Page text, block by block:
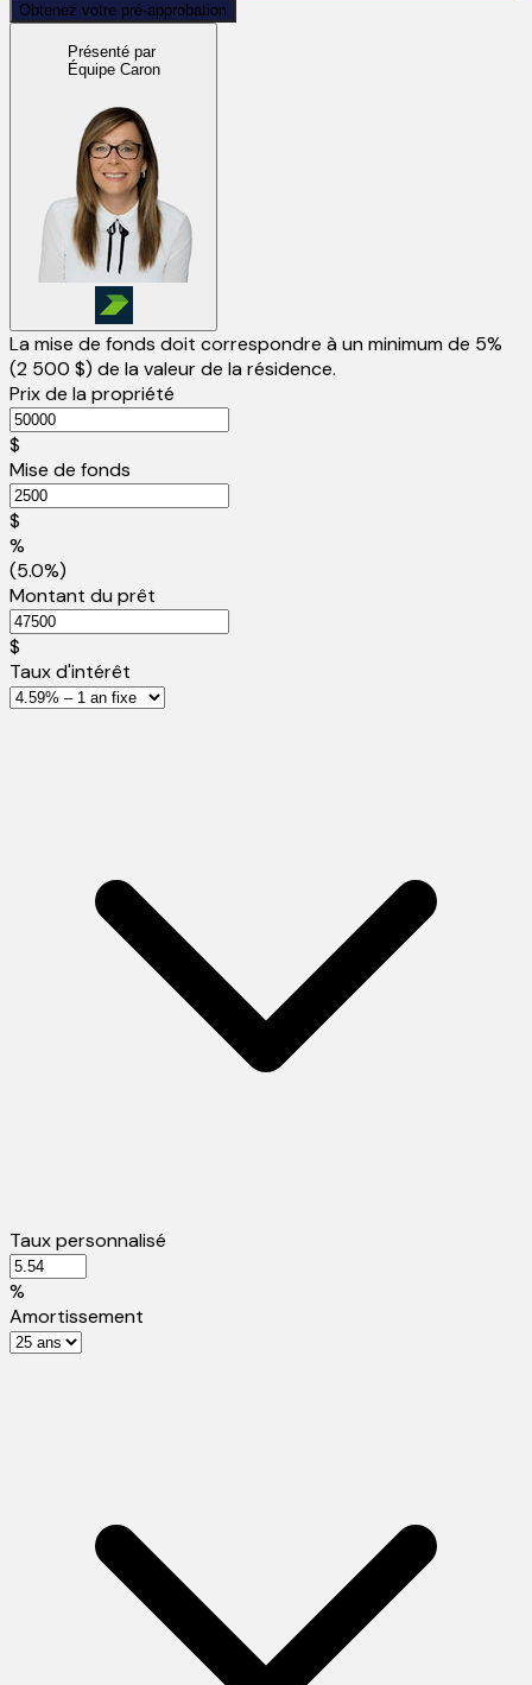
Obtenez votre pré-approbation
Présenté par
Équipe Caron
La mise de fonds doit correspondre à un minimum de 5%
(2 500 $) de la valeur de la résidence.
Prix de la propriété
$
Mise de fonds
$
%
(5.0%)
Montant du prêt
$
Taux d'intérêt
Taux personnalisé
%
Amortissement